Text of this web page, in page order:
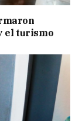
el turismo